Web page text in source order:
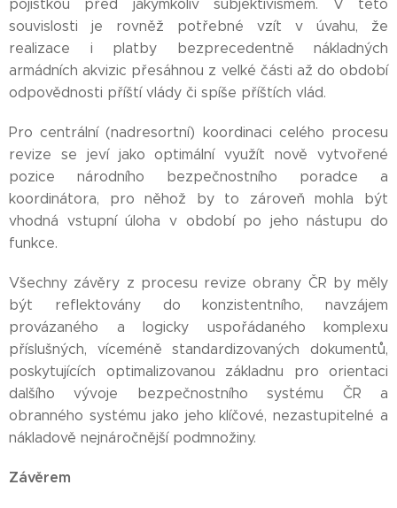
pojistkou před jakýmkoliv subjektivismem. V této
souvislosti je rovněž potřebné vzít v úvahu, že
realizace i platby bezprecedentně nákladných
armádních akvizic přesáhnou z velké části až do období
odpovědnosti příští vlády či spíše příštích vlád.
Pro centrální (nadresortní) koordinaci celého procesu
revize se jeví jako optimální využít nově vytvořené
pozice národního bezpečnostního poradce a
koordinátora, pro něhož by to zároveň mohla být
vhodná vstupní úloha v období po jeho nástupu do
funkce.
Všechny závěry z procesu revize obrany ČR by měly
být reflektovány do konzistentního, navzájem
provázaného a logicky uspořádaného komplexu
příslušných, víceméně standardizovaných dokumentů,
poskytujících optimalizovanou základnu pro orientaci
dalšího vývoje bezpečnostního systému ČR a
obranného systému jako jeho klíčové, nezastupitelné a
nákladově nejnáročnější podmnožiny.
Závěrem